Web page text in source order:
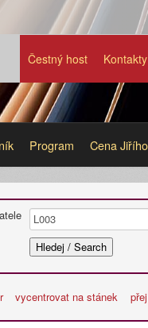
Čestný host Kontakty
Program Cena
vycentrovat na stánek